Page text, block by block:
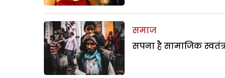
समाज
सपना है सामाजिक